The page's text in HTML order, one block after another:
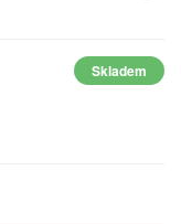
Skladem